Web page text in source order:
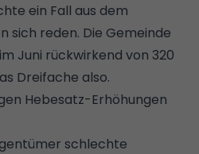
ein Fall aus dem
sich reden. Die Gemeinde
Juni rückwirkend von 320
Dreifache also.
Hebesatz-Erhöhungen
schlechte